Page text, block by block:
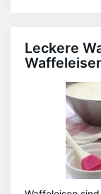
Leckere